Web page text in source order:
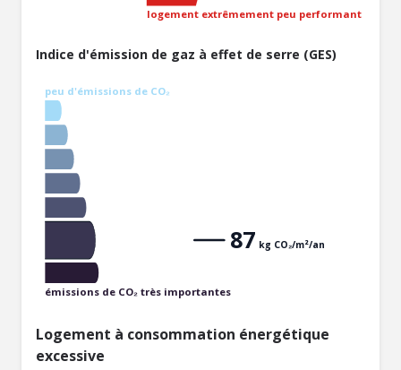
logement extrêmement peu performant
Indice d'émission de gaz à effet de serre (GES)
peu d'émissions de CO₂
émissions de CO₂ très importantes
87 kg CO₂/m²/an
Logement à consommation énergétique
excessive